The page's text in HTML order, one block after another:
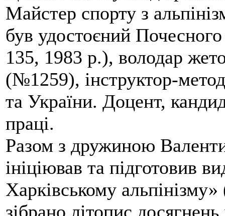
Майстер спорту з
був удостоєний
135, 1983 р.), володар
(№1259), інструктор-
та України. Доцент,
праці.
Разом з дружиною
ініціював та підготовив
Харківському
зібрано літопис